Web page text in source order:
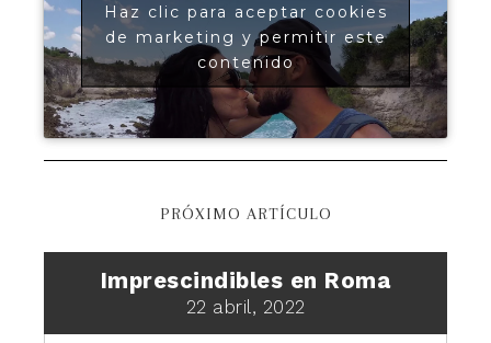
Haz clic para aceptar cookies
de marketing y permitir este
contenido
PRÓXIMO ARTÍCULO
Imprescindibles en Roma
22 abril, 2022